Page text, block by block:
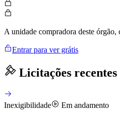
A unidade compradora deste
Entrar para ver grátis
Licitações recentes
Inexigibilidade
Em andamento